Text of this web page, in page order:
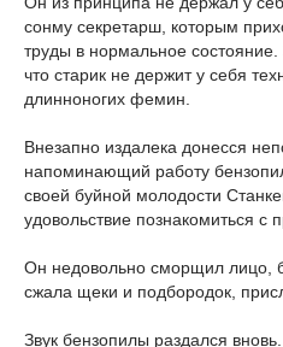
сонму секретарш, которым
труды в нормальное состояние.
что старик не держит у себя
длинноногих фемин.
Внезапно издалека донесся
напоминающий работу
своей буйной молодости
удовольствие познакомиться с
Он недовольно сморщил лицо,
сжала щеки и подбородок,
Звук бензопилы раздался